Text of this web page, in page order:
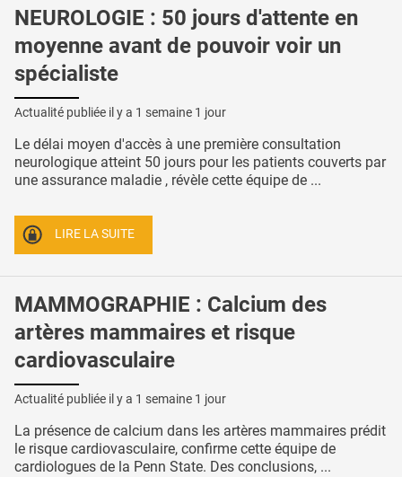
NEUROLOGIE : 50 jours d'attente en
moyenne avant de pouvoir voir un
spécialiste
Actualité publiée il y a 1 semaine 1 jour
Le délai moyen d'accès à une première consultation
neurologique atteint 50 jours pour les patients couverts par
une assurance maladie , révèle cette équipe de ...
LIRE LA SUITE
MAMMOGRAPHIE : Calcium des
artères mammaires et risque
cardiovasculaire
Actualité publiée il y a 1 semaine 1 jour
La présence de calcium dans les artères mammaires prédit
le risque cardiovasculaire, confirme cette équipe de
cardiologues de la Penn State. Des conclusions, ...